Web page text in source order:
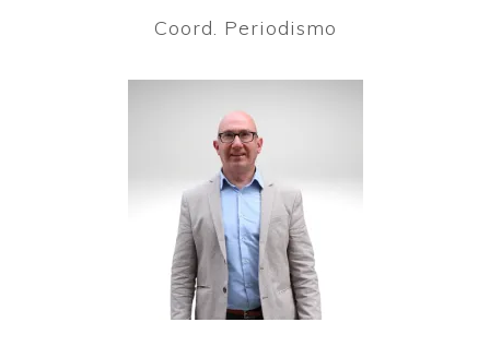
Coord. Periodismo